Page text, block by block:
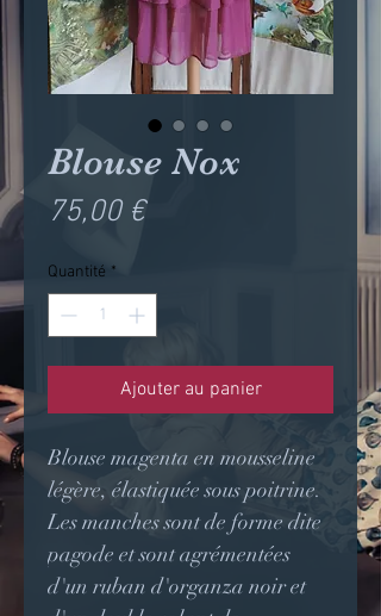
Blouse Nox
75,00 €Prix
Quantité *
Ajouter au panier
Blouse magenta en mousseline
légère, élastiquée sous poitrine.
Les manches sont de forme dite
pagode et sont agrémentées
d'un ruban d'organza noir et